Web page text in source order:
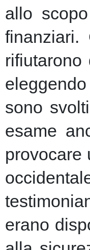
allo
finanziari.
sono
esame
provocare
erano